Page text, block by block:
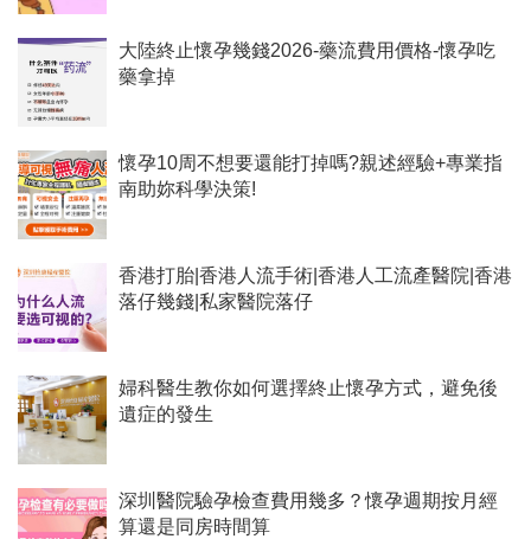
大陸終止懷孕幾錢2026-藥流費用價格-懷孕吃
藥拿掉
懷孕10周不想要還能打掉嗎?親述經驗+專業指
南助妳科學決策!
香港打胎|香港人流手術|香港人工流產醫院|香港
落仔幾錢|私家醫院落仔
婦科醫生教你如何選擇終止懷孕方式，避免後
遺症的發生
深圳醫院驗孕檢查費用幾多？懷孕週期按月經
算還是同房時間算